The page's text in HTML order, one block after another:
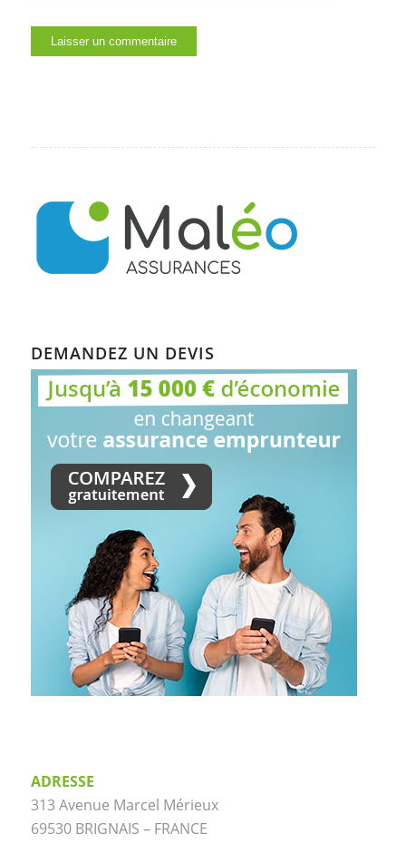
DEMANDEZ UN DEVIS
ADRESSE
313 Avenue Marcel Mérieux
69530 BRIGNAIS – FRANCE